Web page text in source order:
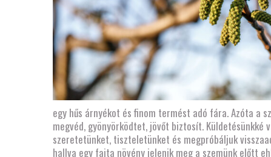
egy hűs árnyékot és finom termést adó fára. Azóta
megvéd, gyönyörködtet, jövőt biztosít.
szeretetünket, tiszteletünket és megpróbáljuk
hallva egy fajta növény jelenik meg a szemünk előtt